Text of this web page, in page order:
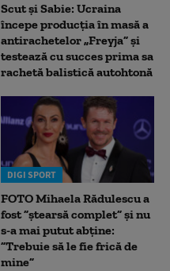
Scut și Sabie: Ucraina
începe producția în masă a
antirachetelor „Freyja” și
testează cu succes prima sa
rachetă balistică autohtonă
DIGI SPORT
FOTO Mihaela Rădulescu a
fost ”ștearsă complet” și nu
s-a mai putut abține:
”Trebuie să le fie frică de
mine”